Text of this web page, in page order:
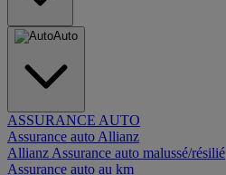
Auto
ASSURANCE AUTO
Assurance auto Allianz
Allianz Assurance auto malussé/résilié
Assurance auto au km